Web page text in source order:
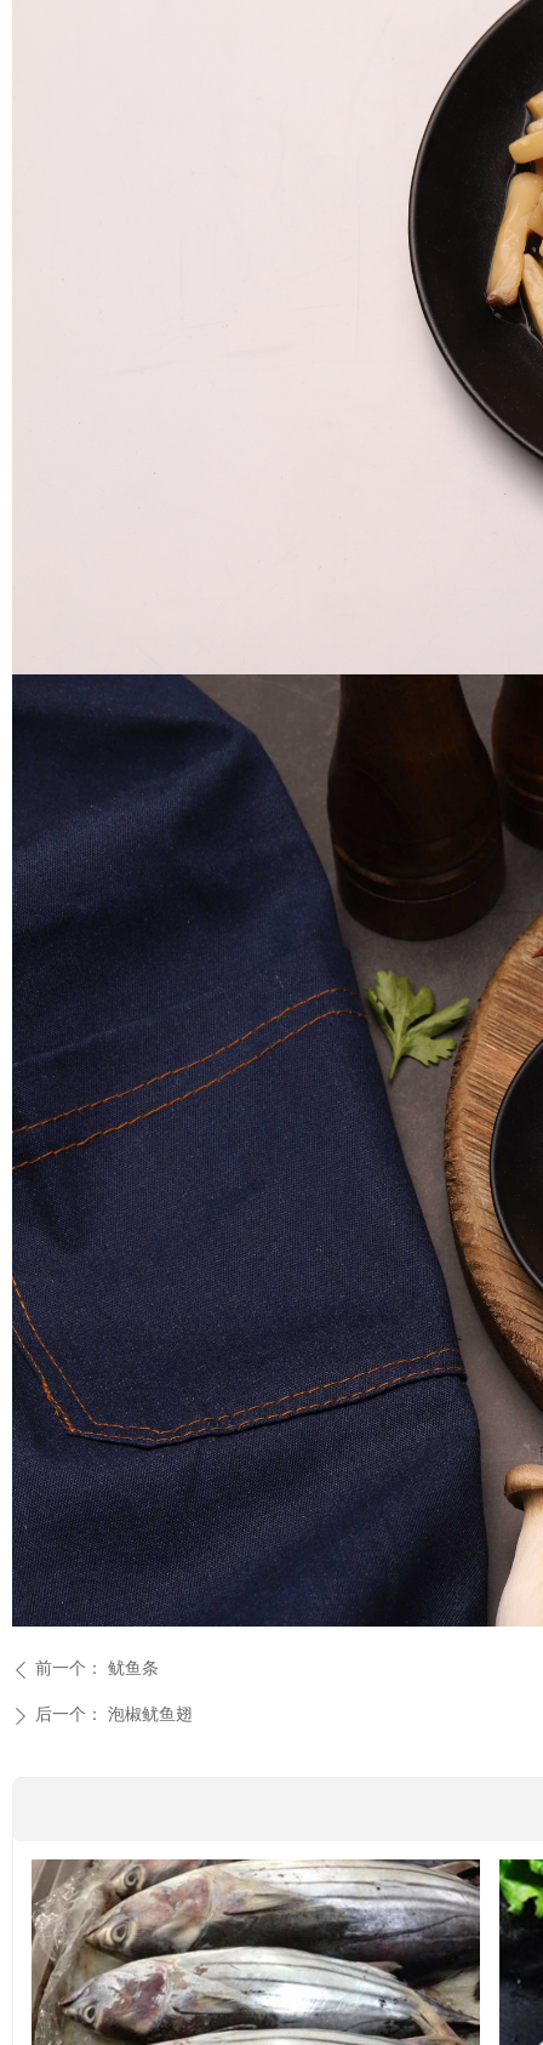
ꄴ 前一个： 鱿鱼条
ꄲ 后一个： 泡椒鱿鱼翅